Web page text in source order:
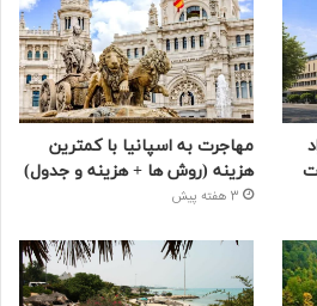
مهاجرت به اسپانیا با کمترین
هزینه (روش ها + هزینه و جدول)
3 هفته پیش